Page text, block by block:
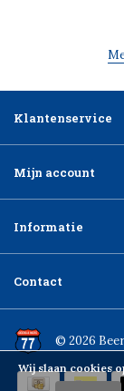
Klantenservice
Mijn account
Informatie
Contact
© 2026
Wij slaan cookies